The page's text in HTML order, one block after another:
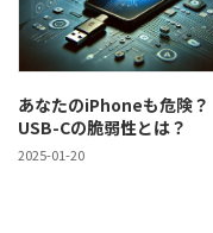
あなたのiPhoneも危険？
USB-Cの脆弱性とは？
2025-01-20